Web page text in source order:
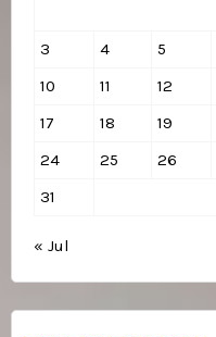
3
4 5
10
11 12
17
18 19
24
25 26
31
« Jul